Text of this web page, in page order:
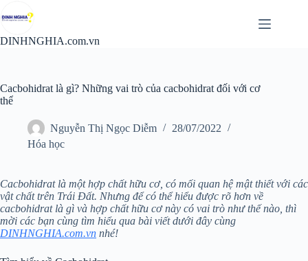
đến
nội
DINHNGHIA.com.vn
Cacbohidrat là gì? Những vai trò của cacbohidrat đối với cơ
thể
Nguyễn Thị Ngọc Diễm
28/07/2022
Hóa học
Cacbohidrat là một hợp chất hữu cơ, có mối quan hệ mật thiết với các
vật chất trên Trái Đất. Nhưng để có thể hiểu được rõ hơn về
cacbohidrat là gì và hợp chất hữu cơ này có vai trò như thế nào, thì
mời các bạn cùng tìm hiểu qua bài viết dưới đây cùng
DINHNGHIA.com.vn nhé!